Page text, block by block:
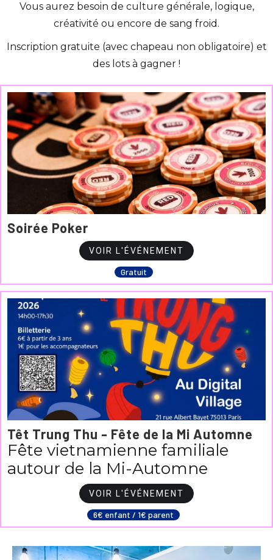
Vous aurez besoin de culture générale, logique,
créativité ou encore de sang froid.
Inscription gratuite (avec chapeau non obligatoire) et
des lots à gagner !
Soirée Poker
VOIR L'ÉVÉNEMENT
Gratuit
Têt Trung Thu - Fête de la Mi Automne
Fête vietnamienne familiale
autour de la Mi-Automne
VOIR L'ÉVÉNEMENT
6€ enfant / 1€ parent